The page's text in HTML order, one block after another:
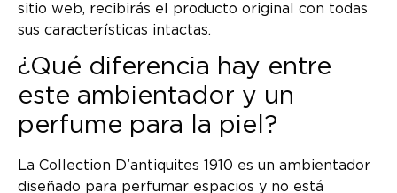
sitio web, recibirás el producto original con todas
sus características intactas.
¿Qué diferencia hay entre
este ambientador y un
perfume para la piel?
La Collection D’antiquites 1910 es un ambientador
diseñado para perfumar espacios y no está